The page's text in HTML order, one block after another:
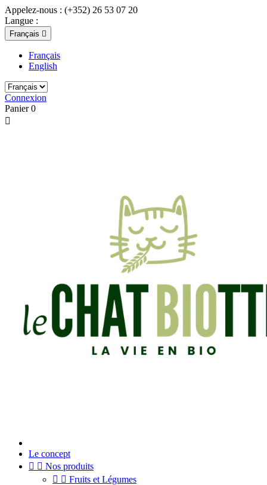
Appelez-nous : (+352) 26 53 07 20
Langue :
Français 
Français
English
Connexion
Panier 0

Le concept
  Nos produits
  Fruits et Légumes